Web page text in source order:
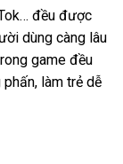
đều được
dùng càng lâu
game đều
làm trẻ dễ